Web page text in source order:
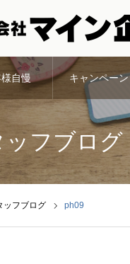
自慢 キャンペーン
ッフブログ
ッフブログ ph09